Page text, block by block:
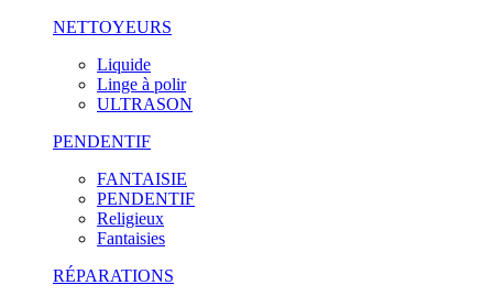
NETTOYEURS
Liquide
Linge à polir
ULTRASON
PENDENTIF
FANTAISIE
PENDENTIF
Religieux
Fantaisies
RÉPARATIONS